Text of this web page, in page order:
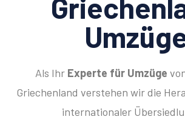
Als Ihr Experte für Umzüge
Griechenland verstehen wir die
internationaler